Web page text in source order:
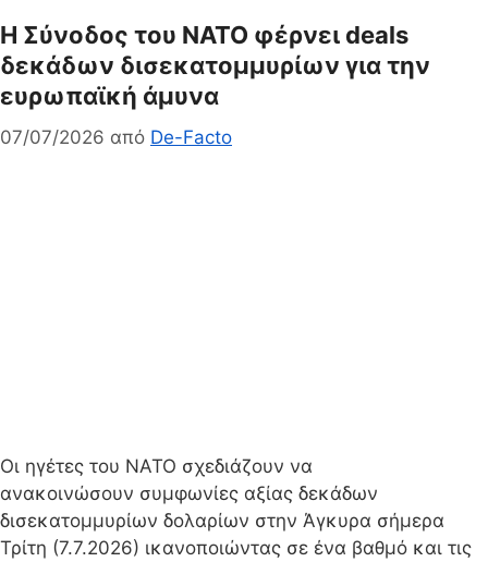
Η Σύνοδος του ΝΑΤΟ φέρνει deals
δεκάδων δισεκατομμυρίων για την
ευρωπαϊκή άμυνα
07/07/2026 από De-Facto
Οι ηγέτες του ΝΑΤΟ σχεδιάζουν να
ανακοινώσουν συμφωνίες αξίας δεκάδων
δισεκατομμυρίων δολαρίων στην Άγκυρα σήμερα
Τρίτη (7.7.2026) ικανοποιώντας σε ένα βαθμό και τις